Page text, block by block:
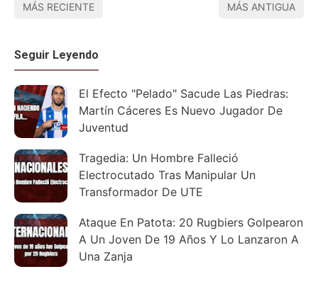
MÁS RECIENTE MÁS ANTIGUA
Seguir Leyendo
El Efecto "Pelado" Sacude Las Piedras:
Martín Cáceres Es Nuevo Jugador De
Juventud
Tragedia: Un Hombre Falleció
Electrocutado Tras Manipular Un
Transformador De UTE
Ataque En Patota: 20 Rugbiers Golpearon
A Un Joven De 19 Años Y Lo Lanzaron A
Una Zanja